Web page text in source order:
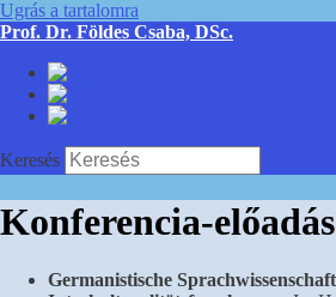
Ugrás a tartalomra
Prof. Dr. Földes Csaba, DSc.
Keresés
Konferencia-
Germanistische